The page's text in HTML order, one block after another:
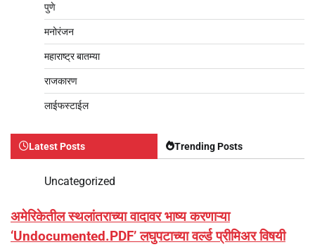
पुणे
मनोरंजन
महाराष्ट्र बातम्या
राजकारण
लाईफस्टाईल
Latest Posts Trending Posts
Uncategorized
अमेरिकेतील स्थलांतराच्या वादावर भाष्य करणाऱ्या
‘Undocumented.PDF’ लघुपटाच्या वर्ल्ड प्रीमिअर विषयी